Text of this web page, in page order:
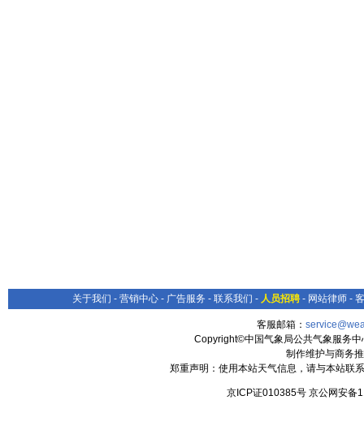
关于我们 - 营销中心 - 广告服务 - 联系我们 - 人员招聘 - 网站律师 -
客服邮箱：
Copyright©中国气象局公共气象服务
制作维护与商务
郑重声明：使用本站天气信息，请与本站联
京ICP证010385号 京公网安备